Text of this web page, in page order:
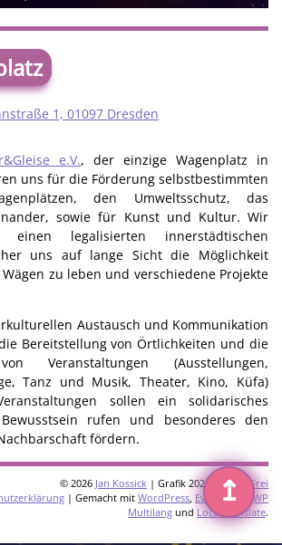
1, 01097 Dresden
e.V., der einzige Wagenplatz in
uns für die Förderung selbstbestimmten
den Umweltsschutz, das
sowie für Kunst und Kultur. Wir
legalisierten innerstädtischen
uns auf lange Sicht die Möglichkeit
zu leben und verschiedene Projekte
Austausch und Kommunikation
Bereitstellung von Örtlichkeiten und die
Veranstaltungen (Ausstellungen,
Tanz und Musik, Theater, Kino, Küfa)
sollen ein solidarisches
rufen und besonderes den
fördern.
© 2026 Jan Kossick | Grafik 2026:
Omani Frei
| Gemacht mit WordPress, Eventkrake ,WP
Multilang und Loco Translate.
↥